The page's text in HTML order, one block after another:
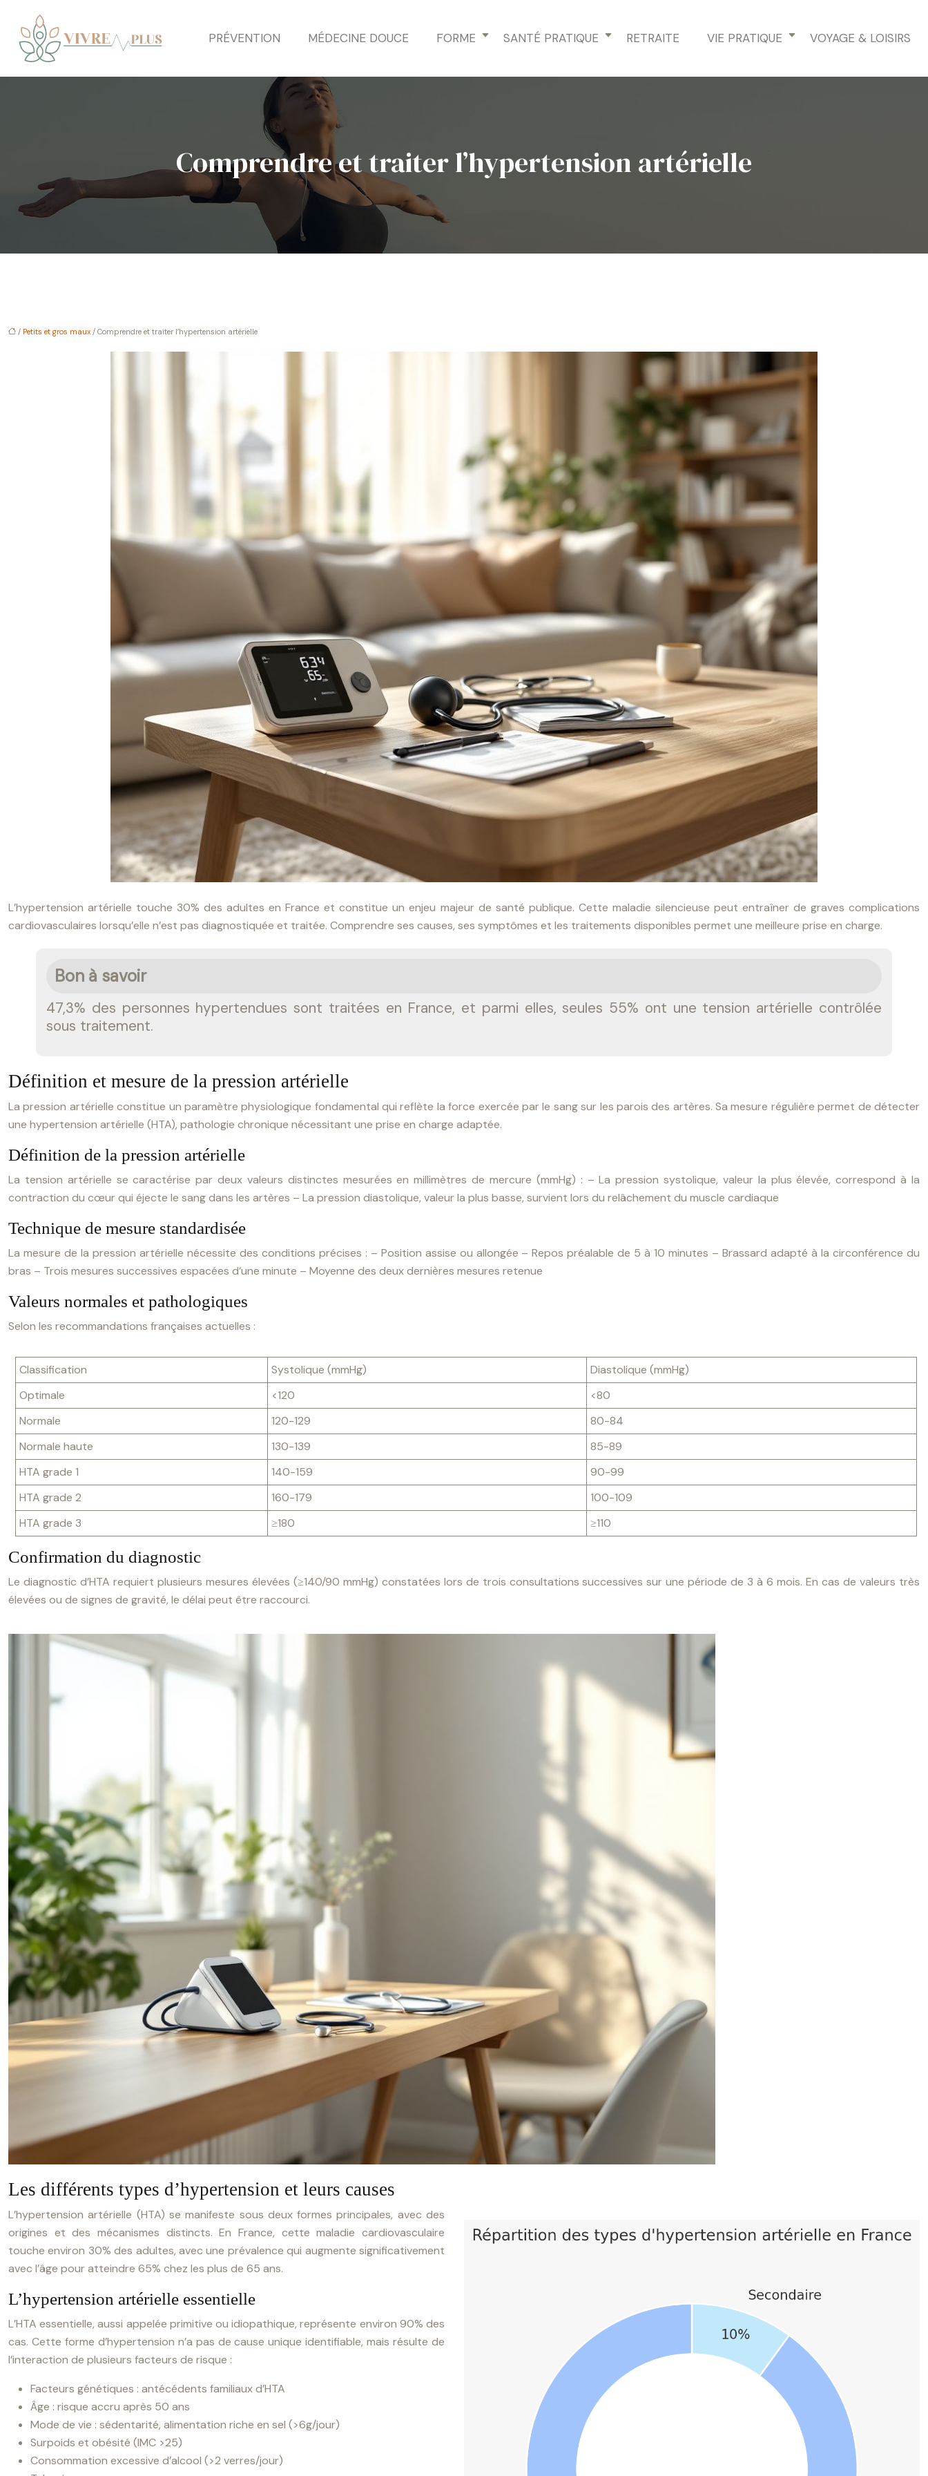
PRÉVENTION MÉDECINE DOUCE FORME SANTÉ PRATIQUE RETRAITE VIE PRATIQUE VOYAGE & LOISIRS
Comprendre et traiter l’hypertension artérielle
/ Petits et gros maux / Comprendre et traiter l’hypertension artérielle
L’hypertension artérielle touche 30% des adultes en France et constitue un enjeu majeur de santé publique. Cette maladie silencieuse peut entraîner de graves complications
cardiovasculaires lorsqu’elle n’est pas diagnostiquée et traitée. Comprendre ses causes, ses symptômes et les traitements disponibles permet une meilleure prise en charge.
Bon à savoir
47,3% des personnes hypertendues sont traitées en France, et parmi elles, seules 55% ont une tension artérielle contrôlée
sous traitement.
Définition et mesure de la pression artérielle
La pression artérielle constitue un paramètre physiologique fondamental qui reflète la force exercée par le sang sur les parois des artères. Sa mesure régulière permet de détecter
une hypertension artérielle (HTA), pathologie chronique nécessitant une prise en charge adaptée.
Définition de la pression artérielle
La tension artérielle se caractérise par deux valeurs distinctes mesurées en millimètres de mercure (mmHg) : – La pression systolique, valeur la plus élevée, correspond à la
contraction du cœur qui éjecte le sang dans les artères – La pression diastolique, valeur la plus basse, survient lors du relâchement du muscle cardiaque
Technique de mesure standardisée
La mesure de la pression artérielle nécessite des conditions précises : – Position assise ou allongée – Repos préalable de 5 à 10 minutes – Brassard adapté à la circonférence du
bras – Trois mesures successives espacées d’une minute – Moyenne des deux dernières mesures retenue
Valeurs normales et pathologiques
Selon les recommandations françaises actuelles :
Classification Systolique (mmHg)
Diastolique (mmHg)
Optimale
<120
<80
Normale
120-129
80-84
Normale haute
130-139
85-89
HTA grade 1
140-159
90-99
HTA grade 2
160-179
100-109
HTA grade 3
≥180 ≥110
Confirmation du diagnostic
Le diagnostic d’HTA requiert plusieurs mesures élevées (≥140/90 mmHg) constatées lors de trois consultations successives sur une période de 3 à 6 mois. En cas de valeurs très
élevées ou de signes de gravité, le délai peut être raccourci.
Les différents types d’hypertension et leurs causes
L’hypertension artérielle (HTA) se manifeste sous deux formes principales, avec des
origines et des mécanismes distincts. En France, cette maladie cardiovasculaire
touche environ 30% des adultes, avec une prévalence qui augmente significativement
avec l’âge pour atteindre 65% chez les plus de 65 ans.
L’hypertension artérielle essentielle
L’HTA essentielle, aussi appelée primitive ou idiopathique, représente environ 90% des
cas. Cette forme d’hypertension n’a pas de cause unique identifiable, mais résulte de
l’interaction de plusieurs facteurs de risque :
Facteurs génétiques : antécédents familiaux d’HTA
Âge : risque accru après 50 ans
Mode de vie : sédentarité, alimentation riche en sel (>6g/jour)
Surpoids et obésité (IMC >25)
Consommation excessive d’alcool (>2 verres/jour)